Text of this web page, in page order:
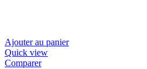
Ajouter au panier
Quick view
Comparer